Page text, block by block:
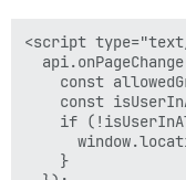
<script
const
const
if
    }